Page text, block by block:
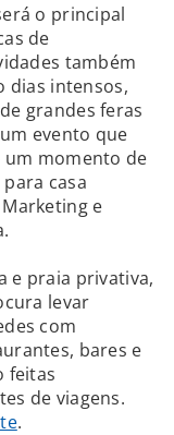
o principal
de
também
dias intensos,
grandes feras
evento que
momento de
casa
e
e praia privativa,
levar
com
bares e
feitas
de viagens.
.